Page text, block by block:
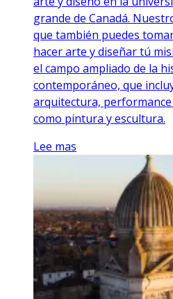
grande de Canadá.
que también puedes
hacer arte y diseñar tú
el campo ampliado de la
contemporáneo, que
arquitectura,
como pintura y escultura.
Lee mas